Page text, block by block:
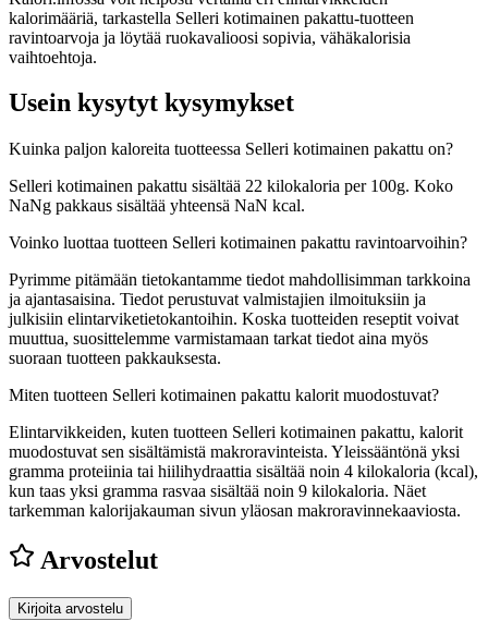
kalorimääriä, tarkastella Selleri kotimainen pakattu-tuotteen
ravintoarvoja ja löytää ruokavalioosi sopivia, vähäkalorisia
vaihtoehtoja.
Usein kysytyt kysymykset
Kuinka paljon kaloreita tuotteessa Selleri kotimainen pakattu on?
Selleri kotimainen pakattu sisältää 22 kilokaloria per 100g. Koko
NaNg pakkaus sisältää yhteensä NaN kcal.
Voinko luottaa tuotteen Selleri kotimainen pakattu ravintoarvoihin?
Pyrimme pitämään tietokantamme tiedot mahdollisimman tarkkoina
ja ajantasaisina. Tiedot perustuvat valmistajien ilmoituksiin ja
julkisiin elintarviketietokantoihin. Koska tuotteiden reseptit voivat
muuttua, suosittelemme varmistamaan tarkat tiedot aina myös
suoraan tuotteen pakkauksesta.
Miten tuotteen Selleri kotimainen pakattu kalorit muodostuvat?
Elintarvikkeiden, kuten tuotteen Selleri kotimainen pakattu, kalorit
muodostuvat sen sisältämistä makroravinteista. Yleissääntönä yksi
gramma proteiinia tai hiilihydraattia sisältää noin 4 kilokaloria (kcal),
kun taas yksi gramma rasvaa sisältää noin 9 kilokaloria. Näet
tarkemman kalorijakauman sivun yläosan makroravinnekaaviosta.
Arvostelut
Kirjoita arvostelu